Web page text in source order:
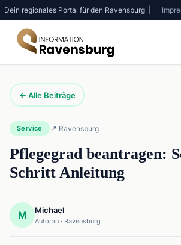
Dein regionales Portal für den Ravensburg |
← Alle Beiträge
Service 📍 Ravensburg
Pflegegrad beantragen:
Schritt Anleitung
M Michael
Autor:in · Ravensburg